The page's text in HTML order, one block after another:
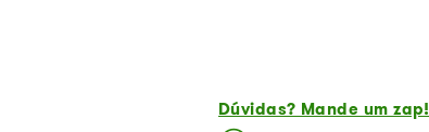
Dúvidas? Mande um zap!